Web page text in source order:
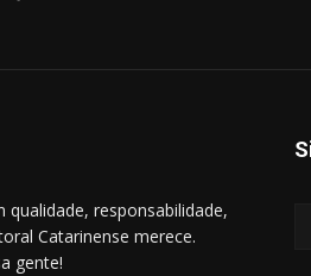
responsabilidade,
Catarinense merece.
gente!